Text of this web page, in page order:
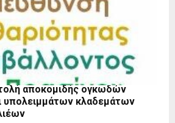
αποκομιδής ογκωδών
υπολειμμάτων κλαδεμάτων